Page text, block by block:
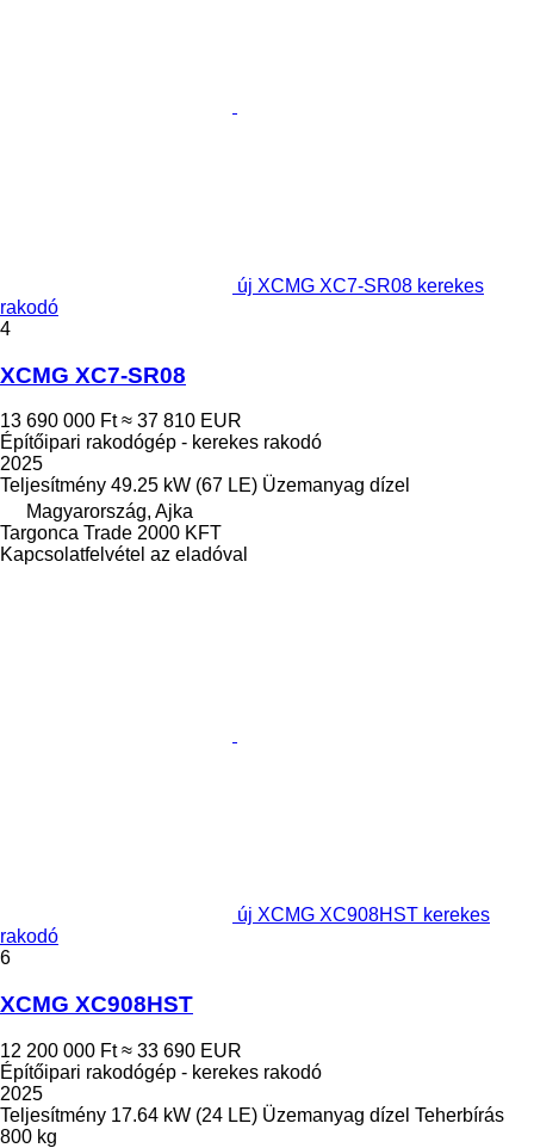
új XCMG XC7-SR08 kerekes
rakodó
4
XCMG XC7-SR08
13 690 000 Ft ≈ 37 810 EUR
Építőipari rakodógép - kerekes rakodó
2025
Teljesítmény 49.25 kW (67 LE) Üzemanyag dízel
Magyarország, Ajka
Targonca Trade 2000 KFT
Kapcsolatfelvétel az eladóval
új XCMG XC908HST kerekes
rakodó
6
XCMG XC908HST
12 200 000 Ft ≈ 33 690 EUR
Építőipari rakodógép - kerekes rakodó
2025
Teljesítmény 17.64 kW (24 LE) Üzemanyag dízel Teherbírás
800 kg